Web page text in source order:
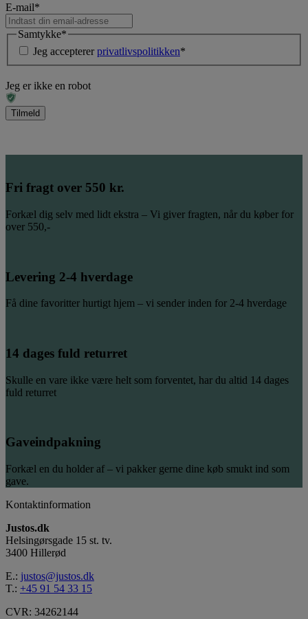
E-mail*
Samtykke*
Jeg accepterer privatlivspolitikken*
Jeg er ikke en robot
Fri fragt over 550 kr.
Forkæl dig selv med lidt ekstra – Vi giver fragten, når du køber for
over 550,-
Levering 2-4 hverdage
Få dine favoritter hurtigt hjem – vi sender inden for 2-4 hverdage
14 dages fuld returret
Skulle en vare ikke være helt som forventet, har du altid 14 dages
fuld returret
Gaveindpakning
Forkæl en du holder af – vi pakker gerne dine køb smukt ind som
gave.
Kontaktinformation
Justos.dk
Helsingørsgade 15 st. tv.
3400 Hillerød
E.: justos@justos.dk
T.: +45 91 54 33 15
CVR: 34262144